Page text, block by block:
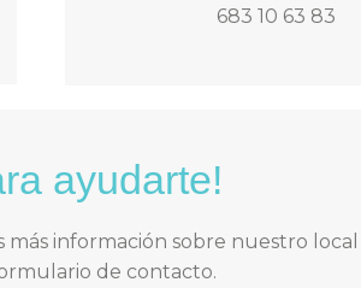
683 10 63 83
ayudarte!
más información sobre nuestro
de contacto.